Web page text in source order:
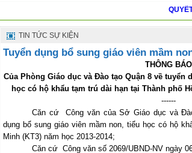
QUYẾT
TIN TỨC SỰ KIỆN
Tuyển dụng bổ sung giáo viên mầm
THÔNG BÁO
Của Phòng Giáo dục và Đào tạo Quận 8 về
học có hộ khẩu tạm trú dài hạn tại Thành phố
------
Căn cứ
Công văn của Sở Giáo dục và
dụng bổ sung giáo viên mầm non, tiểu học có hộ
Minh (KT3) năm học 2013-2014;
Căn cứ Công văn số 2069/UBND-NV ngày